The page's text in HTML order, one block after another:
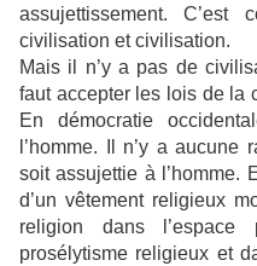
assujettissement.
civilisation et civilisation.
Mais il n’y a pas de
faut accepter les lois de la
En démocratie
l’homme. Il n’y a aucune
soit assujettie à l’homme.
d’un vêtement religieux
religion dans
prosélytisme religieux et